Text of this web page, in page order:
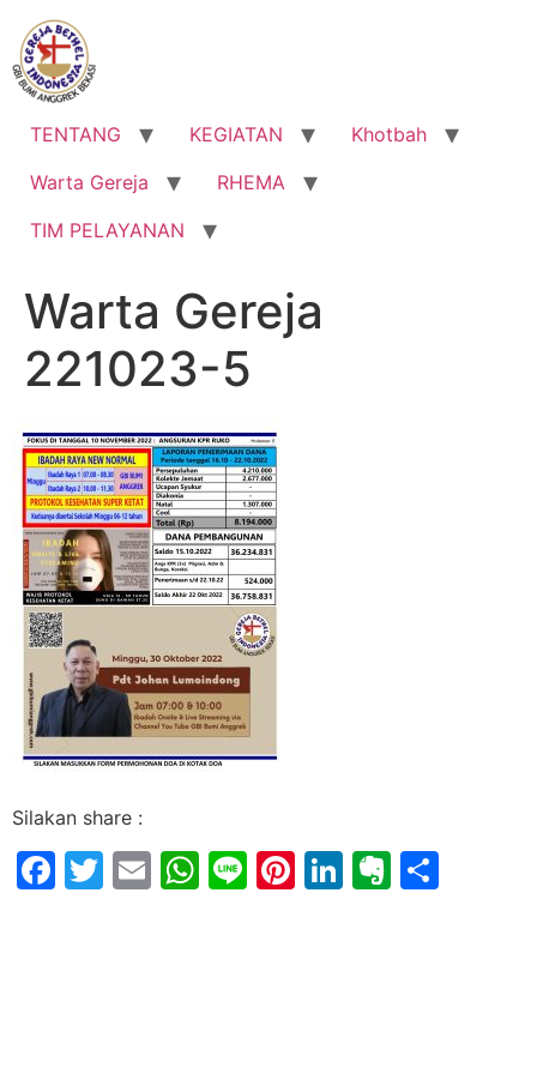
Lewati
konten
TENTANG KEGIATAN
Khotbah
Warta Gereja
RHEMA
TIM PELAYANAN
Warta Gereja
221023-5
Silakan share :
Facebook
Twitter
EmailWhatsApp
LinePinterest
LinkedIn